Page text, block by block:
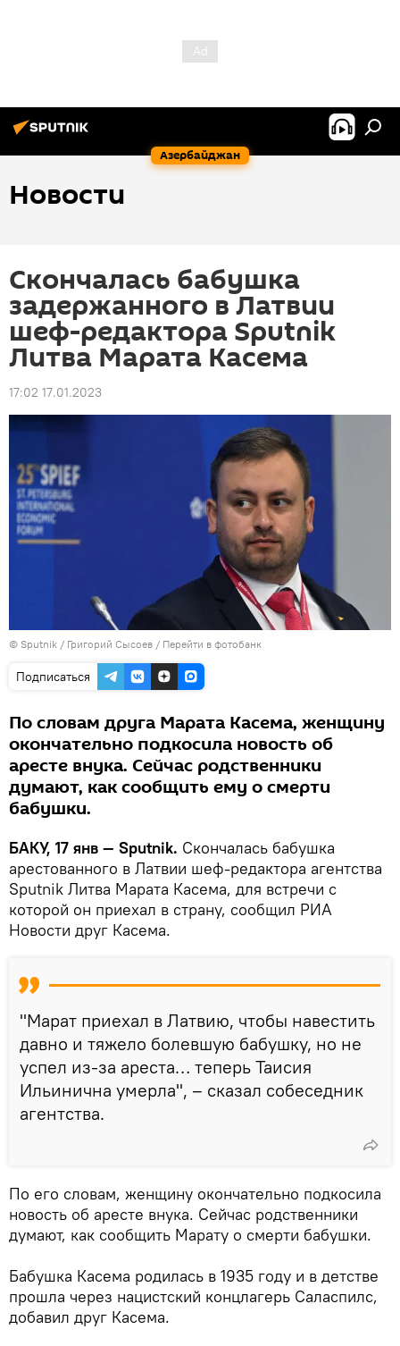
Азербайджан
Новости
Скончалась бабушка
задержанного в Латвии
шеф-редактора Sputnik
Литва Марата Касема
17:02 17.01.2023
© Sputnik / Григорий Сысоев / Перейти в фотобанк
Подписаться
По словам друга Марата Касема, женщину
окончательно подкосила новость об
аресте внука. Сейчас родственники
думают, как сообщить ему о смерти
бабушки.
БАКУ, 17 янв — Sputnik. Скончалась бабушка
арестованного в Латвии шеф-редактора агентства
Sputnik Литва Марата Касема, для встречи с
которой он приехал в страну, сообщил РИА
Новости друг Касема.
"Марат приехал в Латвию, чтобы навестить
давно и тяжело болевшую бабушку, но не
успел из-за ареста… теперь Таисия
Ильинична умерла", – сказал собеседник
агентства.
По его словам, женщину окончательно подкосила
новость об аресте внука. Сейчас родственники
думают, как сообщить Марату о смерти бабушки.
Бабушка Касема родилась в 1935 году и в детстве
прошла через нацистский концлагерь Саласпилс,
добавил друг Касема.